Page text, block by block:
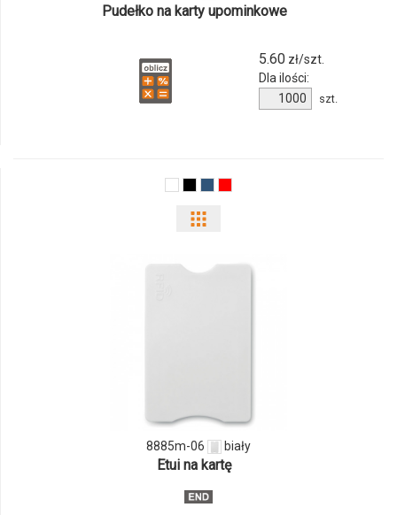
Pudełko na karty upominkowe
5.60zł/szt.
Dla ilości:
Ilość
produktu
szt.
06
8885m-06 biały
Etui na kartę